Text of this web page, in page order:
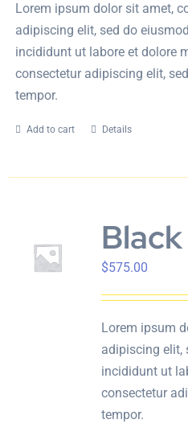
Lorem ipsum dolor sit amet,
adipiscing elit, sed do
incididunt ut labore et dolore
consectetur adipiscing elit,
tempor.
Add to cart Details
$575.00
Lorem ipsum
adipiscing elit,
incididunt ut
consectetur
tempor.